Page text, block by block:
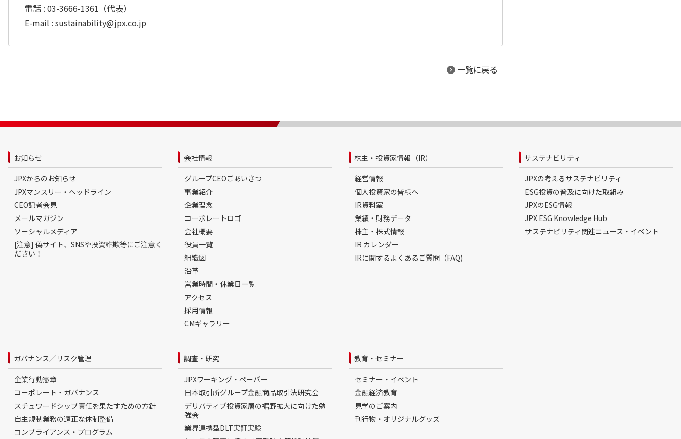
電話 : 03-3666-1361（代表）
E-mail : sustainability@jpx.co.jp
一覧に戻る
お知らせ
JPXからのお知らせ
JPXマンスリー・ヘッドライン
CEO記者会見
メールマガジン
ソーシャルメディア
[注意] 偽サイト、SNSや投資詐欺等にご注意く
ださい！
会社情報
グループCEOごあいさつ
事業紹介
企業理念
コーポレートロゴ
会社概要
役員一覧
組織図
沿革
営業時間・休業日一覧
アクセス
採用情報
CMギャラリー
株主・投資家情報（IR）
経営情報
個人投資家の皆様へ
IR資料室
業績・財務データ
株主・株式情報
IR カレンダー
IRに関するよくあるご質問（FAQ)
サステナビリティ
JPXの考えるサステナビリティ
ESG投資の普及に向けた取組み
JPXのESG情報
JPX ESG Knowledge Hub
サステナビリティ関連ニュース・イベント
ガバナンス／リスク管理
企業行動憲章
コーポレート・ガバナンス
スチュワードシップ責任を果たすための方針
自主規制業務の適正な体制整備
コンプライアンス・プログラム
調査・研究
JPXワーキング・ペーパー
日本取引所グループ金融商品取引法研究会
デリバティブ投資家層の裾野拡大に向けた勉
強会
業界連携型DLT実証実験
教育・セミナー
セミナー・イベント
金融経済教育
見学のご案内
刊行物・オリジナルグッズ